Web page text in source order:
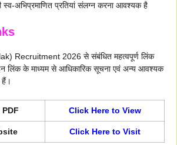
स्व-अभिप्रमाणित प्रतियां संलग्न करना आवश्यक है
Recruitment 2026 से संबंधित महत्वपूर्ण लिंक
लिंक के माध्यम से आधिकारिक सूचना एवं अन्य आवश्यक
हैं।
Click Here to View
Click Here to Visit